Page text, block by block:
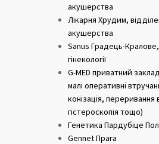
акушерства
Лікарня Хрудим,
акушерства
Sanus Градець-Кралове,
гінекології
G-MED приватний
малі оперативні
конізація, переривання
гістероскопія тощо)
Генетика Пардубіце
Gennet Прага